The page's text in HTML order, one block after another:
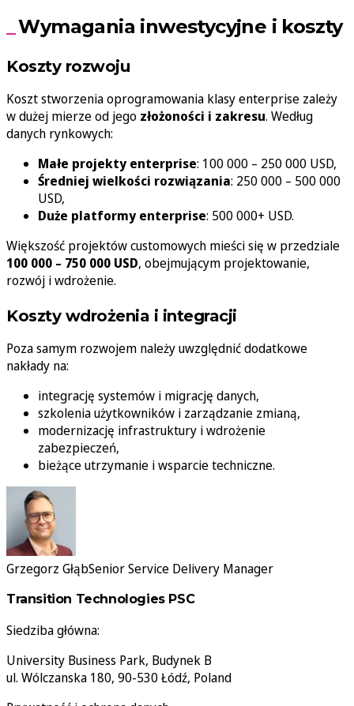
Wymagania inwestycyjne i koszty
Koszty rozwoju
Koszt stworzenia oprogramowania klasy enterprise zależy
w dużej mierze od jego złożoności i zakresu. Według
danych rynkowych:
Małe projekty enterprise: 100 000 – 250 000 USD,
Średniej wielkości rozwiązania: 250 000 – 500 000
USD,
Duże platformy enterprise: 500 000+ USD.
Większość projektów customowych mieści się w przedziale
100 000 – 750 000 USD, obejmującym projektowanie,
rozwój i wdrożenie.
Koszty wdrożenia i integracji
Poza samym rozwojem należy uwzględnić dodatkowe
nakłady na:
integrację systemów i migrację danych,
szkolenia użytkowników i zarządzanie zmianą,
modernizację infrastruktury i wdrożenie
zabezpieczeń,
bieżące utrzymanie i wsparcie techniczne.
Grzegorz GłąbSenior Service Delivery Manager
Transition Technologies PSC
Siedziba główna:
University Business Park, Budynek B
ul. Wólczanska 180, 90-530 Łódź, Poland